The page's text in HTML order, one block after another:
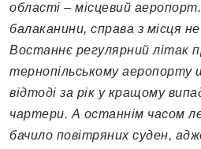
області – місцевий
балаканини, справа з місця
Востаннє регулярний літак
тернопільському аеропорту
відтоді за рік у кращому
чартери. А останнім часом
бачило повітряних суден,